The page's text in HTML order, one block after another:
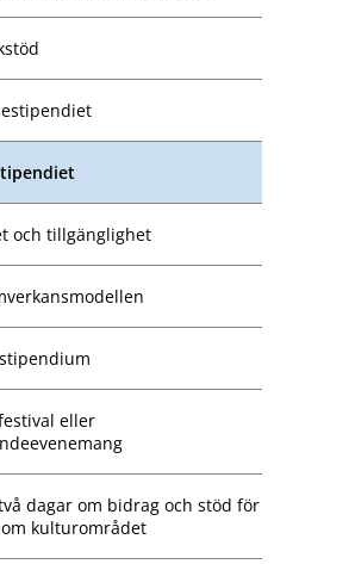
och tillgänglighet
eller
dagar om bidrag och stöd för
kulturområdet